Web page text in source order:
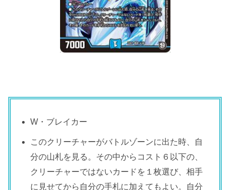
W・ブレイカー
このクリーチャーがバトルゾーンに出た時、自
分の山札を見る。その中からコスト６以下の、
クリーチャーではないカードを１枚選び、相手
に見せてから自分の手札に加えてもよい。自分